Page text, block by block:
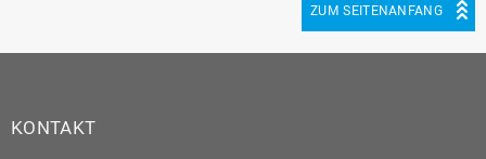
ZUM SEITENANFANG
KONTAKT